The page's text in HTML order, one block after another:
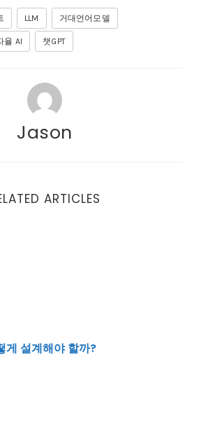
LLM 거대언어모델
율 AI 챗GPT
Jason
ARTICLES
게 설계해야 할까?